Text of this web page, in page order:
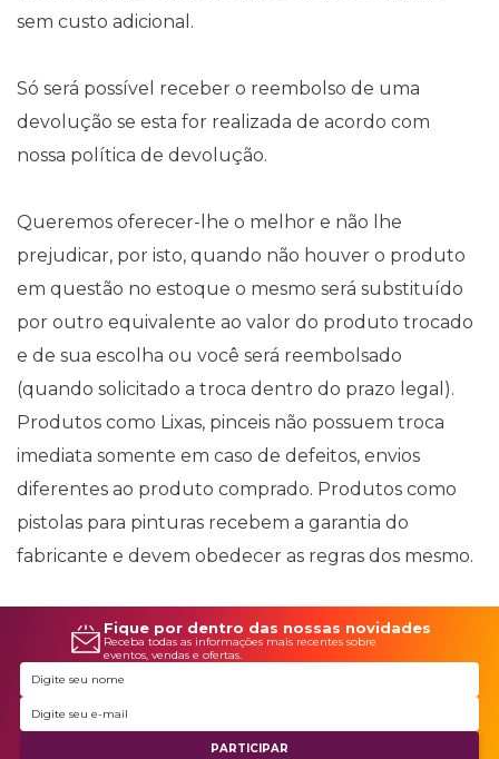
sem custo adicional.
Só será possível receber o reembolso de uma
devolução se esta for realizada de acordo com
nossa política de devolução.
Queremos oferecer-lhe o melhor e não lhe
prejudicar, por isto, quando não houver o produto
em questão no estoque o mesmo será substituído
por outro equivalente ao valor do produto trocado
e de sua escolha ou você será reembolsado
(quando solicitado a troca dentro do prazo legal).
Produtos como Lixas, pinceis não possuem troca
imediata somente em caso de defeitos, envios
diferentes ao produto comprado. Produtos como
pistolas para pinturas recebem a garantia do
fabricante e devem obedecer as regras dos mesmo.
Fique por dentro das nossas novidades
Receba todas as informações mais recentes sobre
eventos, vendas e ofertas.